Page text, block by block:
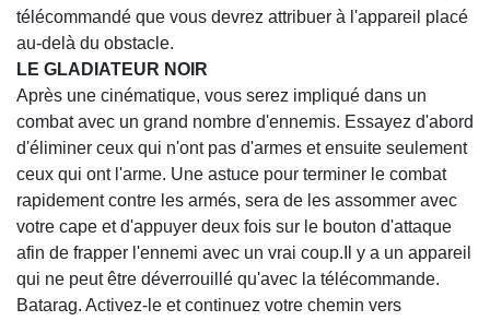
télécommandé que vous devrez attribuer à l'appareil placé
au-delà du obstacle.
LE GLADIATEUR NOIR
Après une cinématique, vous serez impliqué dans un
combat avec un grand nombre d'ennemis. Essayez d'abord
d'éliminer ceux qui n'ont pas d'armes et ensuite seulement
ceux qui ont l'arme. Une astuce pour terminer le combat
rapidement contre les armés, sera de les assommer avec
votre cape et d'appuyer deux fois sur le bouton d'attaque
afin de frapper l'ennemi avec un vrai coup.Il y a un appareil
qui ne peut être déverrouillé qu'avec la télécommande.
Batarag. Activez-le et continuez votre chemin vers